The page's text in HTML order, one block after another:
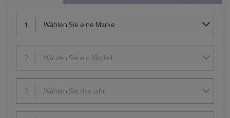
1 Wählen Sie eine Marke
2 Wählen Sie ein Modell
3 Wählen Sie das Jahr